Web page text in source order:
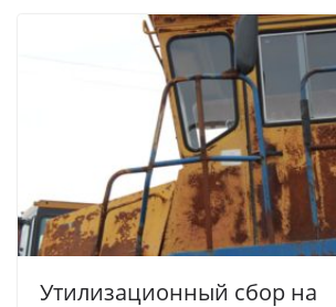
Утилизационный сбор на